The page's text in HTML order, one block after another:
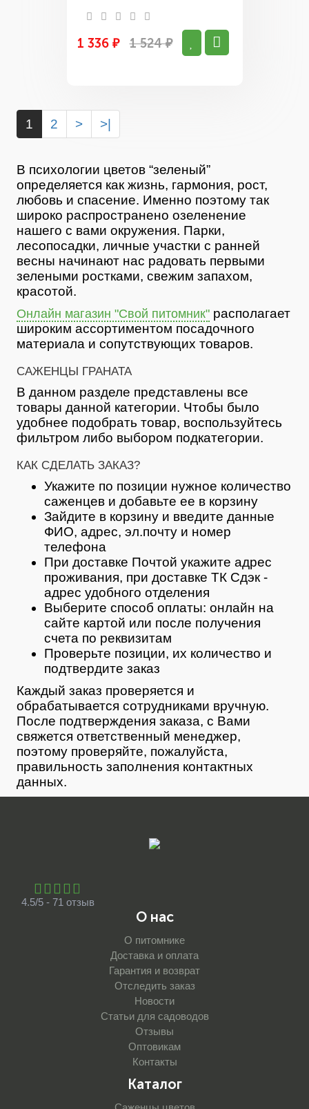
1 336 ₽ 1 524 ₽
1 2 > >|
В психологии цветов “зеленый”
определяется как жизнь, гармония, рост,
любовь и спасение. Именно поэтому так
широко распространено озеленение
нашего с вами окружения. Парки,
лесопосадки, личные участки с ранней
весны начинают нас радовать первыми
зелеными ростками, свежим запахом,
красотой.
Онлайн магазин "Свой питомник" располагает
широким ассортиментом посадочного
материала и сопутствующих товаров.
САЖЕНЦЫ ГРАНАТА
В данном разделе представлены все
товары данной категории. Чтобы было
удобнее подобрать товар, воспользуйтесь
фильтром либо выбором подкатегории.
КАК СДЕЛАТЬ ЗАКАЗ?
Укажите по позиции нужное количество
саженцев и добавьте ее в корзину
Зайдите в корзину и введите данные
ФИО, адрес, эл.почту и номер
телефона
При доставке Почтой укажите адрес
проживания, при доставке ТК Сдэк -
адрес удобного отделения
Выберите способ оплаты: онлайн на
сайте картой или после получения
счета по реквизитам
Проверьте позиции, их количество и
подтвердите заказ
Каждый заказ проверяется и
обрабатывается сотрудниками вручную.
После подтверждения заказа, с Вами
свяжется ответственный менеджер,
поэтому проверяйте, пожалуйста,
правильность заполнения контактных
данных.
4.5/5 - 71 отзыв
О нас
О питомнике
Доставка и оплата
Гарантия и возврат
Отследить заказ
Новости
Статьи для садоводов
Отзывы
Оптовикам
Контакты
Каталог